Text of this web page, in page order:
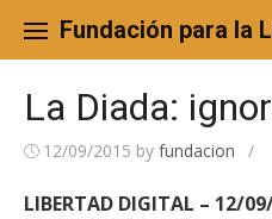
content
Fundación para la
La Diada:
12/09/2015 by fundacion /
LIBERTAD DIGITAL – 12/